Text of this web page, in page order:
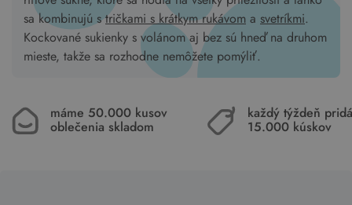
sa kombinujú stričkami s krátkym rukávom a svetríkmi.
Kockované sukienky s volánom aj bez sú hneď na druhom
mieste, takže sa rozhodne nemôžete pomýliť.
máme 50.000 kusov
oblečenia skladom
každý týždeň
15.000 kúskov